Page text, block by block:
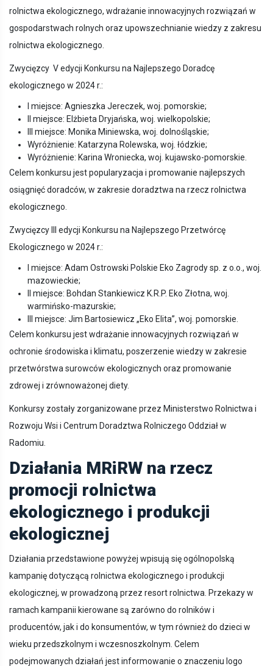
rolnictwa ekologicznego, wdrażanie innowacyjnych rozwiązań w
gospodarstwach rolnych oraz upowszechnianie wiedzy z zakresu
rolnictwa ekologicznego.
Zwycięzcy V edycji Konkursu na Najlepszego Doradcę
ekologicznego w 2024 r.:
I miejsce: Agnieszka Jereczek, woj. pomorskie;
II miejsce: Elżbieta Dryjańska, woj. wielkopolskie;
III miejsce: Monika Miniewska, woj. dolnośląskie;
Wyróżnienie: Katarzyna Rolewska, woj. łódzkie;
Wyróżnienie: Karina Wroniecka, woj. kujawsko-pomorskie.
Celem konkursu jest popularyzacja i promowanie najlepszych
osiągnięć doradców, w zakresie doradztwa na rzecz rolnictwa
ekologicznego.
Zwycięzcy III edycji Konkursu na Najlepszego Przetwórcę
Ekologicznego w 2024 r.:
I miejsce: Adam Ostrowski Polskie Eko Zagrody sp. z o.o., woj.
mazowieckie;
II miejsce: Bohdan Stankiewicz K.R.P. Eko Złotna, woj.
warmińsko-mazurskie;
III miejsce: Jim Bartosiewicz „Eko Elita”, woj. pomorskie.
Celem konkursu jest wdrażanie innowacyjnych rozwiązań w
ochronie środowiska i klimatu, poszerzenie wiedzy w zakresie
przetwórstwa surowców ekologicznych oraz promowanie
zdrowej i zrównoważonej diety.
Konkursy zostały zorganizowane przez Ministerstwo Rolnictwa i
Rozwoju Wsi i Centrum Doradztwa Rolniczego Oddział w
Radomiu.
Działania MRiRW na rzecz
promocji rolnictwa
ekologicznego i produkcji
ekologicznej
Działania przedstawione powyżej wpisują się ogólnopolską
kampanię dotyczącą rolnictwa ekologicznego i produkcji
ekologicznej, w prowadzoną przez resort rolnictwa. Przekazy w
ramach kampanii kierowane są zarówno do rolników i
producentów, jak i do konsumentów, w tym również do dzieci w
wieku przedszkolnym i wczesnoszkolnym. Celem
podejmowanych działań jest informowanie o znaczeniu logo